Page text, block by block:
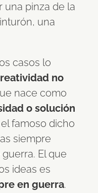
una pinza de la
una
casos lo
no
nace como
o solución
famoso dicho
siempre
El que
ideas es
en guerra.